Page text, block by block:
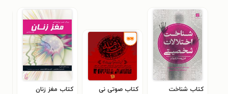
کتاب شناخت
کتاب صوتی نی‌
کتاب مغز زنان